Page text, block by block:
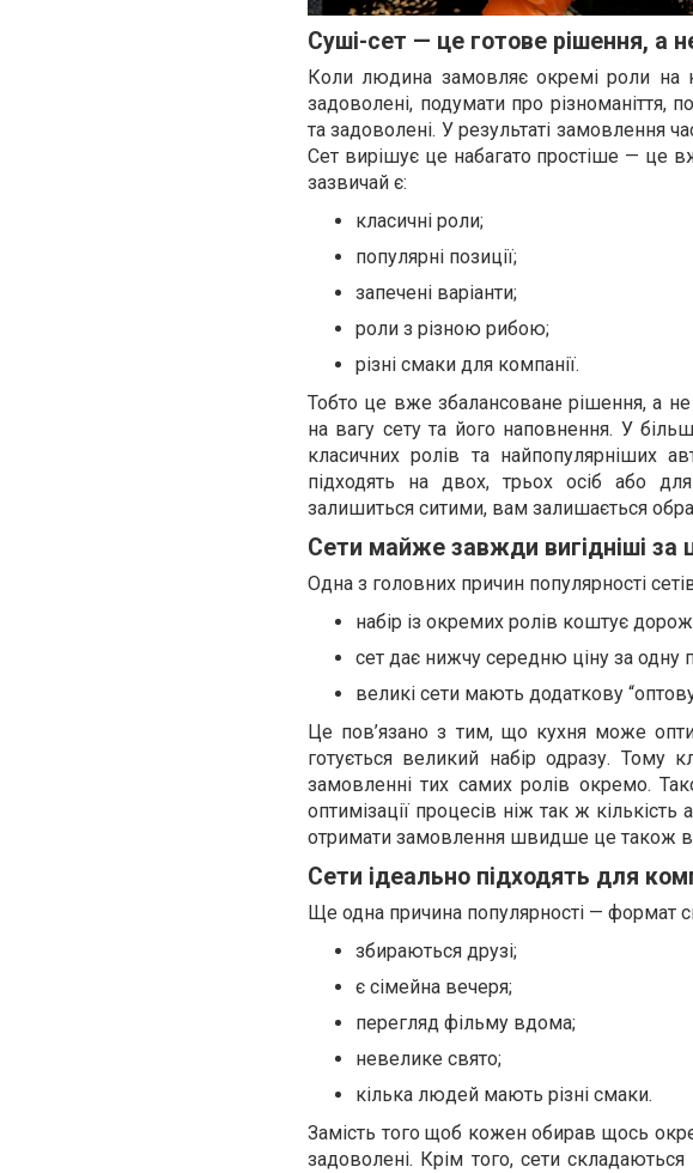
Суші-сет — це готове рішення, а
Коли людина замовляє окремі роли на
задоволені, подумати про різноманіття,
та задоволені. У результаті замовлення
Сет вирішує це набагато простіше — це
зазвичай є:
класичні роли;
популярні позиції;
запечені варіанти;
роли з різною рибою;
різні смаки для компанії.
Тобто це вже збалансоване рішення, а
на вагу сету та його наповнення. У
класичних ролів та найпопулярніших
підходять на двох, трьох осіб або
залишиться ситими, вам залишається
Сети майже завжди вигідніші за
Одна з головних причин популярності
набір із окремих ролів коштує
сет дає нижчу середню ціну за одну
великі сети мають додаткову
Це пов’язано з тим, що кухня може
готується великий набір одразу. Тому
замовленні тих самих ролів окремо.
оптимізації процесів ніж так ж
отримати замовлення швидше це також
Сети ідеально підходять для
Ще одна причина популярності — формат
збираються друзі;
є сімейна вечеря;
перегляд фільму вдома;
невелике свято;
кілька людей мають різні смаки.
Замість того щоб кожен обирав щось
задоволені. Крім того, сети